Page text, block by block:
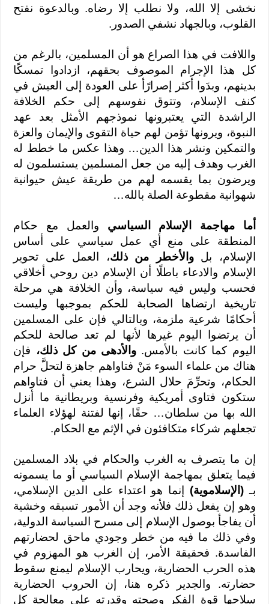
نخشى إلا الله، ولا نطلب إلا رضاه. وبالدعوة نفتح
القلوب، وبالجهاد نشفي الصدور.
واللافت في هذا الصراع هو أن المسلمين، بالرغم من
كل هذا الإجرام الموصوف بحقهم، ازدادوا تمسكًا
بدينهم، وبدَوا أكثر إصرارًأ على العودة إلى العيش في
كنف الإسلام، وتتوق نفوسهم إلى حكم الخلافة
الراشدة التي يعتبرونها نموذجهم الأمثل بعد عهد
النبوة، ويرونها تؤمن لهم حياة التقوى والإيمان والعزة
والتمكين ونشر هذا الدين… وهذا عكس ما خطط له
الغرب وهدف إليه من جعل المسلمين يستسلمون له
ويرضون بما يقسمه لهم من طريقة عيش حيوانية
شهوانية مقطوعة الصلة بالله…
أما مهاجمة الإسلام السياسي والعمل مع حكام
المنطقة على منع أي عمل سياسي على أساس
الإسلام، بلوالأخطر من ذلك، العمل على تحوير
الإسلام والادعاء باطلًا أن الإسلام دين روحي أخلاقي
فحسب وليس فيه سياسة، وأن الخلافة هي مرحلة
تاريخية ارتضاها الصحابة للحكم بموجبها وليست
أحكامًا شرعية ملزمة، وبالتالي فإن على المسلمين
أن يرتضوا اليوم غيرها لأنها لم تعد صالحة للحكم
اليوم كما كانت بالأمس. والأدهى من كل ذلك، فإن
هناك من علماء السوء مَنْ فتاواهم جاهزة لتحلَّ حرام
الحكام، وتحرِّمَ حلال الشرع، وهذا يعني أن فتاواهم
ستكون فتاوى أمريكية وفرنسية وبريطانية ما أنزل
الله بها من سلطان… حقًا، إنها لفتنة لهؤلاء العلماء
تجعلهم شركاء متكافئون في الإثم مع الحكام.
إن ما يتصرف به الغرب والحكام في بلاد المسلمين
فيما يتعلق بمهاجمة الإسلام السياسي أو ما يسمونه
بـ(الإسلاموية) إنما هو اعتداء على الدين الإسلامي،
وهو إن يفعل ذلك فلأنه وجد أن الأمور تسبقه وخشية
أن يفاجأ بوصول الإسلام إلى مسرح السياسة الدولية،
وفي ذلك ما فيه من خطر وجودي ماحق لحضارتهم
الفاسدة. فحقيقة الأمر، إن الغرب هو المهزوم في
هذه الحرب الحضارية، ويحارب الإسلام ليمنع سقوط
حضارته. والجدير ذكره هنا، إن الحروب الحضارية
سلاحها قوة الفكر وصحته وقدرته على معالجة كل